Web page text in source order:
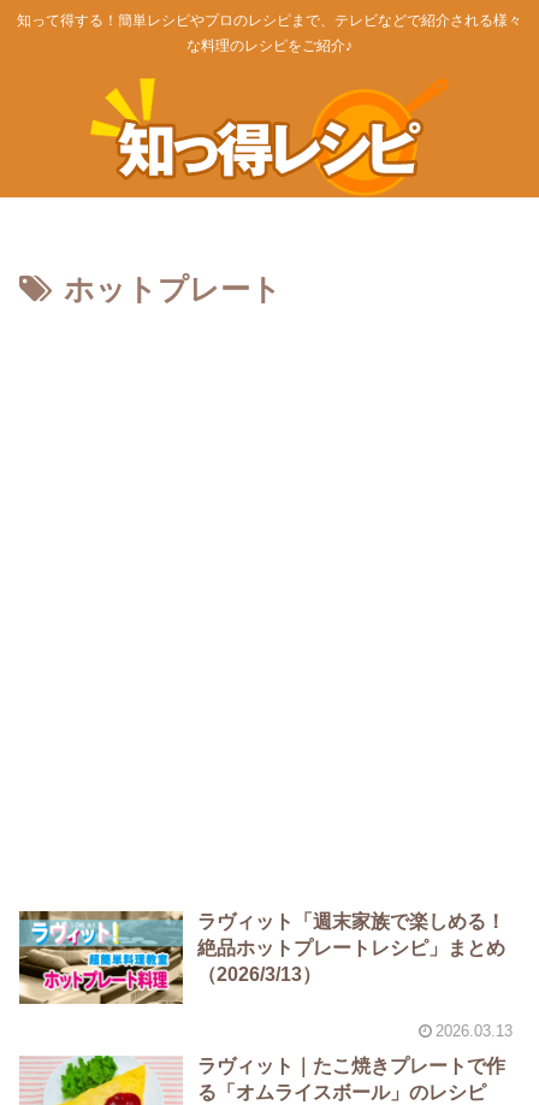
知って得する！簡単レシピやプロのレシピまで、テレビなどで紹介される様々
な料理のレシピをご紹介♪
ホットプレート
ラヴィット「週末家族で楽しめる！
絶品ホットプレートレシピ」まとめ
（2026/3/13）
2026.03.13
ラヴィット｜たこ焼きプレートで作
る「オムライスボール」のレシピ